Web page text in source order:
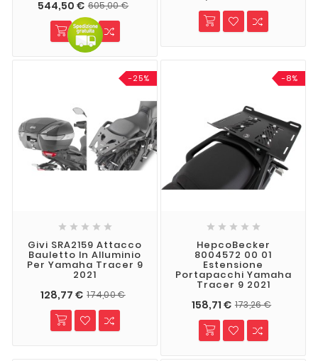
544,50 € 605,00 €
-25%
    
Givi SRA2159 Attacco
Bauletto In Alluminio
Per Yamaha Tracer 9
2021
128,77 € 174,00 €
-8%
    
HepcoBecker
8004572 00 01
Estensione
Portapacchi Yamaha
Tracer 9 2021
158,71 € 173,26 €